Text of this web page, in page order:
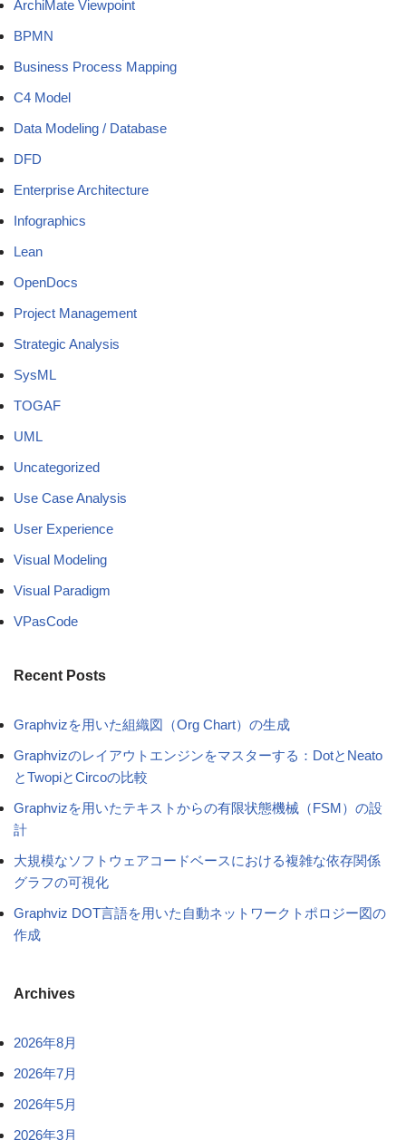
ArchiMate Viewpoint
BPMN
Business Process Mapping
C4 Model
Data Modeling / Database
DFD
Enterprise Architecture
Infographics
Lean
OpenDocs
Project Management
Strategic Analysis
SysML
TOGAF
UML
Uncategorized
Use Case Analysis
User Experience
Visual Modeling
Visual Paradigm
VPasCode
Recent Posts
Graphvizを用いた組織図（Org Chart）の生成
Graphvizのレイアウトエンジンをマスターする：DotとNeato
とTwopiとCircoの比較
Graphvizを用いたテキストからの有限状態機械（FSM）の設
計
大規模なソフトウェアコードベースにおける複雑な依存関係
グラフの可視化
Graphviz DOT言語を用いた自動ネットワークトポロジー図の
作成
Archives
2026年8月
2026年7月
2026年5月
2026年3月